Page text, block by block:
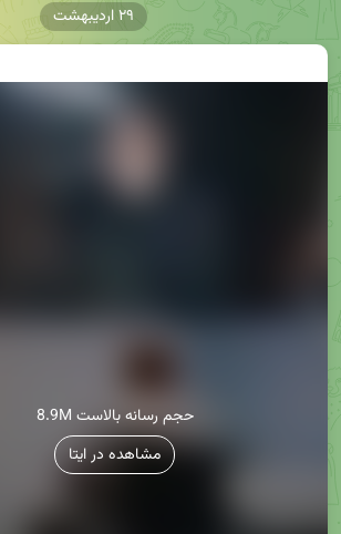
8.9M حجم رسانه بالاست
مشاهده در ایتا
۲۹ اردیبهشت